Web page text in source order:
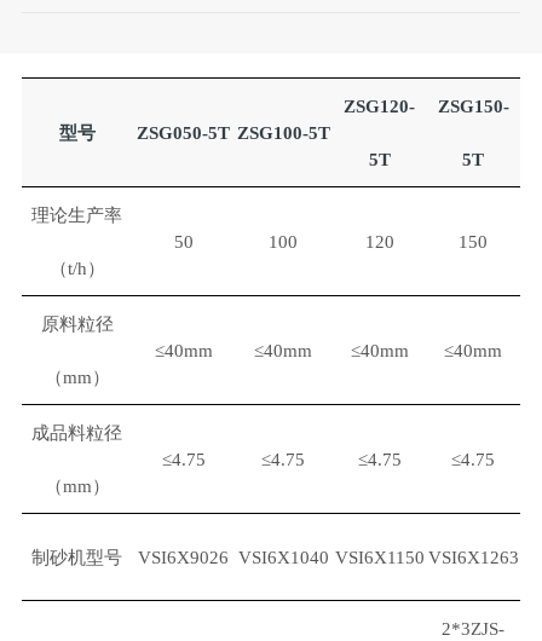
型号 ZSG050-5T ZSG100-5T
ZSG120-
5T
ZSG150-
5T
理论生产率
（t/h）
50 100 120 150
原料粒径
（mm）
≤40mm ≤40mm ≤40mm ≤40mm
成品料粒径
（mm）
≤4.75 ≤4.75 ≤4.75 ≤4.75
制砂机型号 VSI6X9026 VSI6X1040 VSI6X1150 VSI6X1263
2*3ZJS-